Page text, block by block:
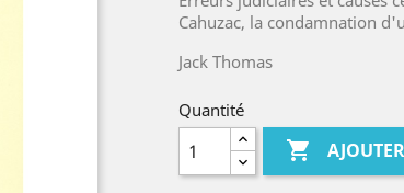
Cahuzac, la condamnation
Jack Thomas
Quantité
